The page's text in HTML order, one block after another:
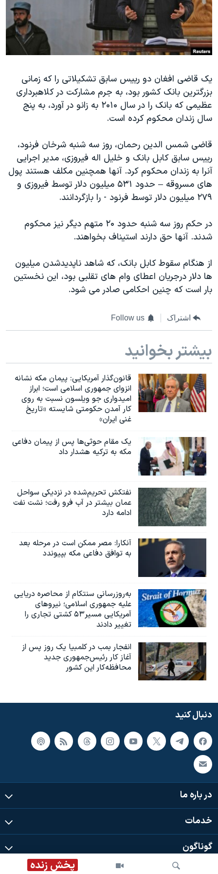
فرهنگ و زندگی
حقوق شهروندی
اقتصادی
اسرائیل در جنگ
گالری عکس
آرشیو پخش زنده
مستندها
انتخابات ریاست جمهوری آمریکا ۲۰۲۴
حمله جمهوری اسلامی به اسرائیل
ورزش زنان در ایران
اعتراضات زن، زندگی، آزادی
مجموعه مستندهای دادخواهی
دادگاه حمید نوری
چهل سال گروگان‌گیری
قانون شفافیت دارائی کادر رهبری ایران
اعتراضات مردمی آبان ۹۸
اسرائیل در جنگ
نرگس محمدی برنده جایزه نوبل صلح
صفحه‌های ویژه
سفر پرزیدنت ترامپ به چین
دنبال کنید
زبانهای مختلف
پخش زنده
یک قاضی افغان دو رییس سابق تشکیلاتی را که زمانی
بزرگترین بانک کشور بود، به جرم مشارکت در کلاهبرداری
عظیمی که بانک را در سال ۲۰۱۰ به زانو در آورد، به پنج
سال زندان محکوم کرده است.
قاضی شمس الدین رحمان، روز سه شنبه شرخان فرنود،
رییس سابق کابل بانک و خلیل اله فیروزی، مدیر اجرایی
آنرا به زندان محکوم کرد. آنها همچنین مکلف هستند پول
های مسروقه – حدود ۵۳۱ میلیون دلار توسط فیروزی و
۲۷۹ میلیون دلار توسط فرنود - را بازگردانند.
در حکم روز سه شنبه حدود ۲۰ متهم دیگر نیز محکوم
شدند. آنها حق دارند استیناف بخواهند.
از هنگام سقوط کابل بانک، که شاهد ناپدیدشدن میلیون
ها دلار درجریان اعطای وام های تقلبی بود، این نخستین
بار است که چنین احکامی صادر می شود.
اشتراک Follow us
بیشتر بخوانید
قانون‌گذار آمریکایی: پیمان مکه نشانه
انزوای جمهوری اسلامی است؛ ابراز
امیدواری جو ویلسون نسبت به روی
کار آمدن حکومتی شایسته «تاریخ
غنی ایران»
یک مقام حوثی‌ها پس از پیمان دفاعی
مکه به ترکیه هشدار داد
نفتکش تحریم‌شده در نزدیکی سواحل
عمان بیشتر در آب فرو رفت؛ نشت نفت
ادامه دارد
آنکارا: مصر ممکن است در مرحله بعد
به توافق دفاعی مکه بپیوندد
به‌روزرسانی سنتکام از محاصره دریایی
علیه جمهوری اسلامی؛ نیروهای
آمریکایی مسیر۵۳ کشتی تجاری را
تغییر دادند
انفجار بمب‌‌ در کلمبیا یک روز پس از
آغاز کار رئیس‌جمهوری جدید
محافظه‌کار این کشور
دنبال کنید
در باره ما
خدمات
گوناگون